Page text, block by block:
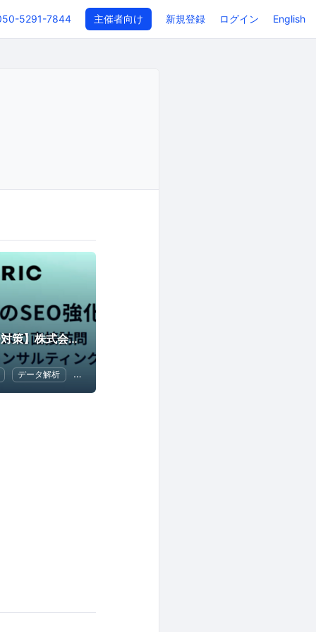
5291-7844 主催者向け 新規登録 ログイン English
【アクセス解析/SEO対策】株式会社シンメトリック
データ解析 SEO（検索エンジン最適化）